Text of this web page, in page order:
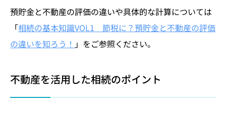
預貯金と不動産の評価の違いや具体的な計算については
「相続の基本知識VOL1 節税に？預貯金と不動産の評価
の違いを知ろう！ 」をご参照ください。
不動産を活用した相続のポイント